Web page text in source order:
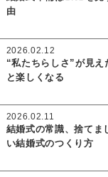
由
“私たちらしさ”が見え
と楽しくなる
2026.02.12
結婚式の常識、捨てま
い結婚式のつくり方
2026.02.11